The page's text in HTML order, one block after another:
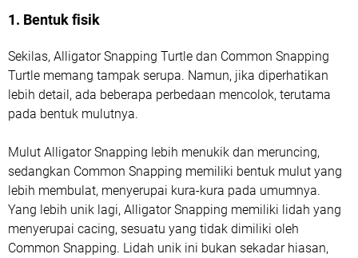
1. Bentuk fisik
Sekilas, Alligator Snapping Turtle dan Common Snapping
Turtle memang tampak serupa. Namun, jika diperhatikan
lebih detail, ada beberapa perbedaan mencolok, terutama
pada bentuk mulutnya.
Mulut Alligator Snapping lebih menukik dan meruncing,
sedangkan Common Snapping memiliki bentuk mulut yang
lebih membulat, menyerupai kura-kura pada umumnya.
Yang lebih unik lagi, Alligator Snapping memiliki lidah yang
menyerupai cacing, sesuatu yang tidak dimiliki oleh
Common Snapping. Lidah unik ini bukan sekadar hiasan,